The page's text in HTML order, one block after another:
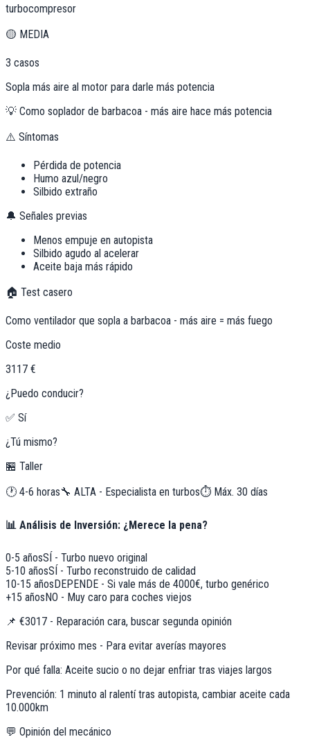
turbocompresor
🟡 MEDIA
3 casos
Sopla más aire al motor para darle más potencia
💡 Como soplador de barbacoa - más aire hace más potencia
⚠️ Síntomas
Pérdida de potencia
Humo azul/negro
Silbido extraño
🔔 Señales previas
Menos empuje en autopista
Silbido agudo al acelerar
Aceite baja más rápido
🏠 Test casero
Como ventilador que sopla a barbacoa - más aire = más fuego
Coste medio
3117 €
¿Puedo conducir?
✅ Sí
¿Tú mismo?
🏪 Taller
🕐 4-6 horas🔧 ALTA - Especialista en turbos⏱️ Máx. 30 días
📊 Análisis de Inversión: ¿Merece la pena?
0-5 añosSÍ - Turbo nuevo original
5-10 añosSÍ - Turbo reconstruido de calidad
10-15 añosDEPENDE - Si vale más de 4000€, turbo genérico
+15 añosNO - Muy caro para coches viejos
📌 €3017 - Reparación cara, buscar segunda opinión
Revisar próximo mes - Para evitar averías mayores
Por qué falla: Aceite sucio o no dejar enfriar tras viajes largos
Prevención: 1 minuto al ralentí tras autopista, cambiar aceite cada
10.000km
💬 Opinión del mecánico